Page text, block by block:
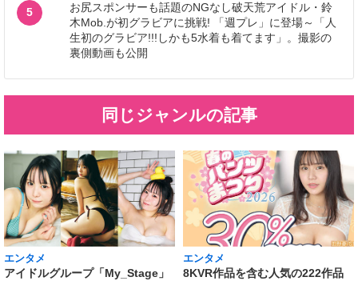
5
お尻スポンサーも話題のNGなし破天荒アイドル・鈴
木Mob.が初グラビアに挑戦! 「週プレ」に登場～「人
生初のグラビア!!!しかも5水着も着てます」。撮影の
裏側動画も公開
同じジャンルの記事
エンタメ
アイドルグループ「My_Stage」
エンタメ
8KVR作品を含む人気の222作品